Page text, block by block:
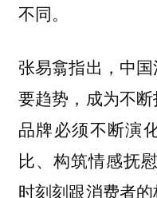
不同。
张易翕指出，中
要趋势，成为不断
品牌必须不断演
比、构筑情感抚
时刻刻跟消费者